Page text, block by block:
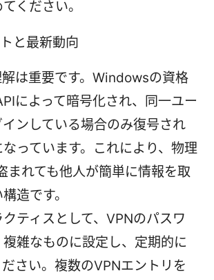
ください。
と最新動向
解は重要です。Windowsの資格
によって暗号化され、同一ユー
ンしている場合のみ復号され
っています。これにより、物理
まれても他人が簡単に情報を取
造です。
ティスとして、VPNのパスワ
雑なものに設定し、定期的に
さい。複数のVPNエントリを